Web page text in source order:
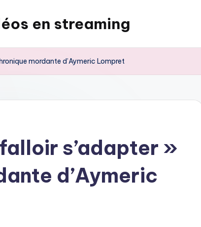
en streaming
mordante d’Aymeric Lompret
s’adapter »
d’Aymeric